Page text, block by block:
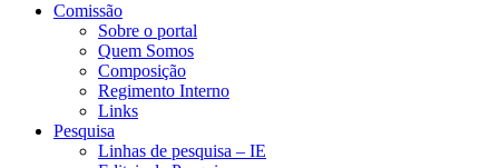
Comissão
Sobre o portal
Quem Somos
Composição
Regimento Interno
Links
Pesquisa
Linhas de pesquisa – IE